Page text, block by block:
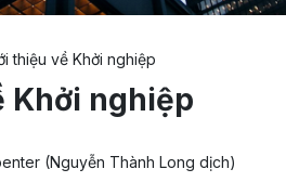
thiệu về Khởi nghiệp
Khởi nghiệp
(Nguyễn Thành Long dịch)